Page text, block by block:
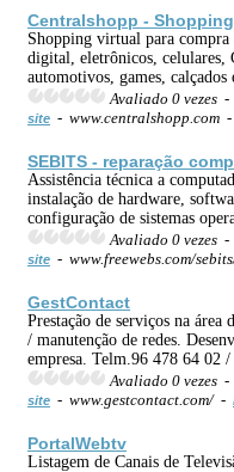
Centralshopp -
Shopping virtual para
digital, eletrônicos, celulares,
automotivos, games,
Avaliado 0 vezes -
site - www.centralshopp.com -
SEBITS - reparação
Assistência técnica a
instalação de hardware,
configuração de sistemas
Avaliado 0 vezes -
site - www.freewebs.com/
GestContact
Prestação de serviços na
/ manutenção de redes.
empresa. Telm.96 478 64 02
Avaliado 0 vezes -
site - www.gestcontact.com/ -
PortalWebtv
Listagem de Canais de